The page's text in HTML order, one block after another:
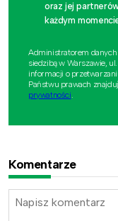
oraz jej
każdym
Administratorem danych
siedzibą w Warszawie,
informacji o
Państwu prawach
prywatności.
Komentarze